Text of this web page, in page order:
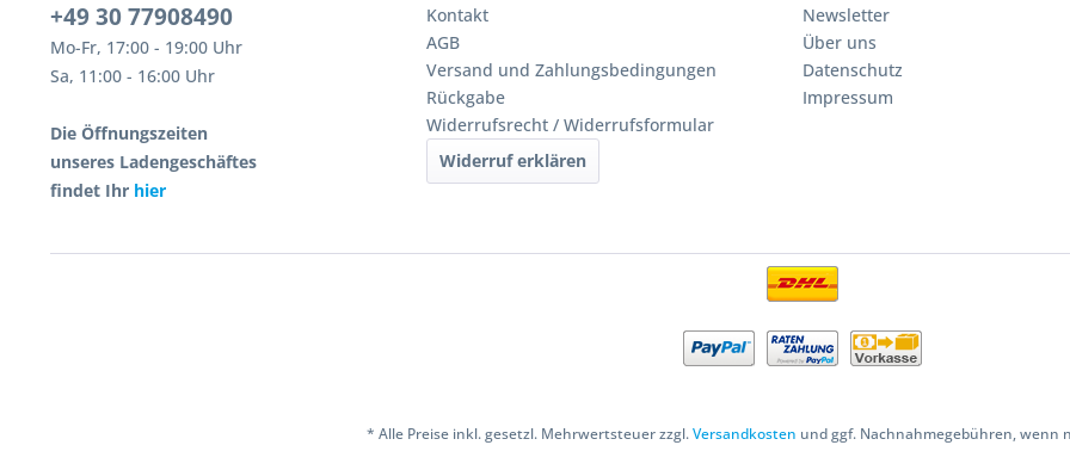
+49 30 77908490
Mo-Fr, 17:00 - 19:00 Uhr
Sa, 11:00 - 16:00 Uhr
Die Öffnungszeiten
unseres Ladengeschäftes
findet Ihr hier
Kontakt
AGB
Versand und Zahlungsbedingungen
Rückgabe
Widerrufsrecht / Widerrufsformular
Widerruf erklären
Newsletter
Über uns
Datenschutz
Impressum
* Alle Preise inkl. gesetzl. Mehrwertsteuer zzgl.Versandkosten und ggf. Nachnahmegebühren, wenn